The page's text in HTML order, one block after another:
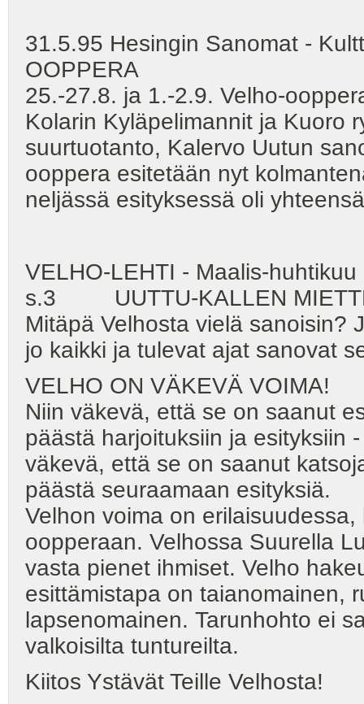
31.5.95 Hesingin Sanomat -
OOPPERA
25.-27.8. ja 1.-2.9. Velho-
Kolarin Kyläpelimannit ja Kuoro
suurtuotanto, Kalervo Uutun
ooppera esitetään nyt
neljässä esityksessä oli
VELHO-LEHTI - Maalis-huhtikuu
s.3 UUTTU-KALLEN
Mitäpä Velhosta vielä sanoisin?
jo kaikki ja tulevat ajat sanovat
VELHO ON VÄKEVÄ VOIMA!
Niin väkevä, että se on saanut
päästä harjoituksiin ja esityksiin
väkevä, että se on saanut
päästä seuraamaan esityksiä.
Velhon voima on
oopperaan. Velhossa Suurella
vasta pienet ihmiset. Velho
esittämistapa on taianomainen,
lapsenomainen. Tarunhohto ei
valkoisilta tuntureilta.
Kiitos Ystävät Teille Velhosta!